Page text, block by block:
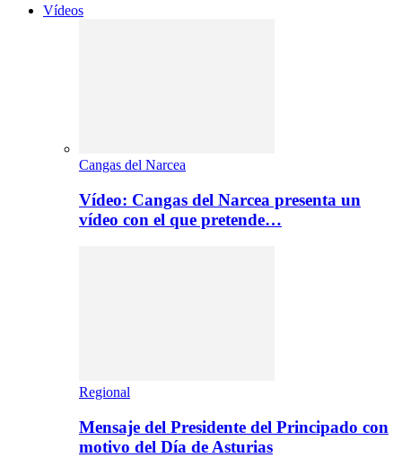
Vídeos
Cangas del Narcea
Vídeo: Cangas del Narcea presenta un
vídeo con el que pretende…
Regional
Mensaje del Presidente del Principado con
motivo del Día de Asturias